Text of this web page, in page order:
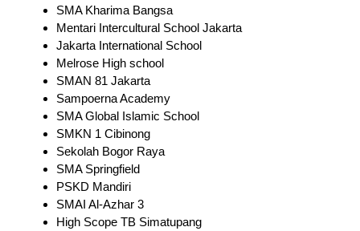
SMA Kharima Bangsa
Mentari Intercultural School Jakarta
Jakarta International School
Melrose High school
SMAN 81 Jakarta
Sampoerna Academy
SMA Global Islamic School
SMKN 1 Cibinong
Sekolah Bogor Raya
SMA Springfield
PSKD Mandiri
SMAI Al-Azhar 3
High Scope TB Simatupang